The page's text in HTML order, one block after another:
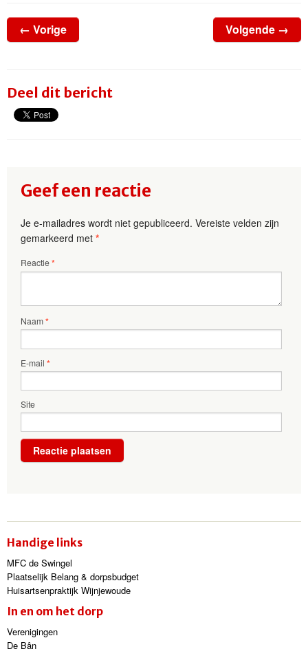
← Vorige Volgende →
Deel dit bericht
Geef een reactie
Je e-mailadres wordt niet gepubliceerd. Vereiste velden zijn
gemarkeerd met *
Reactie*
Naam*
E-mail *
Site
Handige links
MFC de Swingel
Plaatselijk Belang & dorpsbudget
Huisartsenpraktijk Wijnjewoude
In en om het dorp
Verenigingen
De Bân